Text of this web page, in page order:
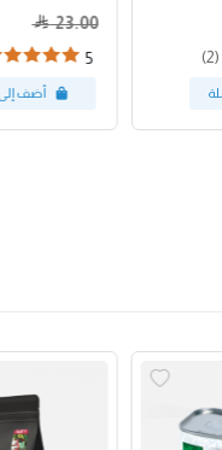
(2)
23.00
5